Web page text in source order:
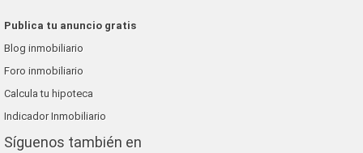
Publica tu anuncio gratis
Blog inmobiliario
Foro inmobiliario
Calcula tu hipoteca
Indicador Inmobiliario
Síguenos también en